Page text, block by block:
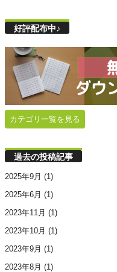
好評配布中♪
カテゴリ一覧を見る
過去の投稿記事
2025年9月 (1)
2025年6月 (1)
2023年11月 (1)
2023年10月 (1)
2023年9月 (1)
2023年8月 (1)